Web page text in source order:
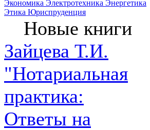
Экономика Электротехника Энергетика
Этика Юриспруденция
Новые книги
Зайцева Т.И.
"Нотариальная
практика:
Ответы на